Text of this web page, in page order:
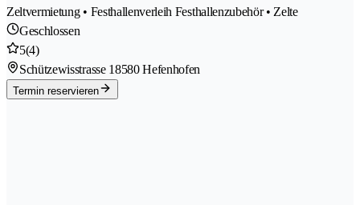
Zeltvermietung • Festhallenverleih Festhallenzubehör • Zelte
Geschlossen
5(4)
Schützewisstrasse 18580 Hefenhofen
Termin reservieren